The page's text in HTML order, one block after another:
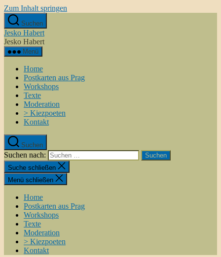
Zum Inhalt springen
Suchen
Jesko Habert
Jesko Habert
Menü
Home
Postkarten aus Prag
Workshops
Texte
Moderation
> Kiezpoeten
Kontakt
Suchen
Suchen nach:
Suche schließen
Menü schließen
Home
Postkarten aus Prag
Workshops
Texte
Moderation
> Kiezpoeten
Kontakt